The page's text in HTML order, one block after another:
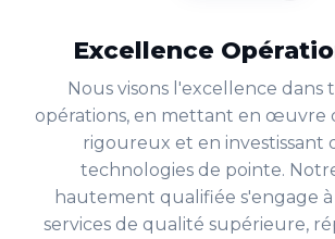
Excellence
Nous visons l'excellence dans
opérations, en mettant en œuvre
rigoureux et en investissant
technologies de pointe.
hautement qualifiée s'engage
services de qualité supérieure,